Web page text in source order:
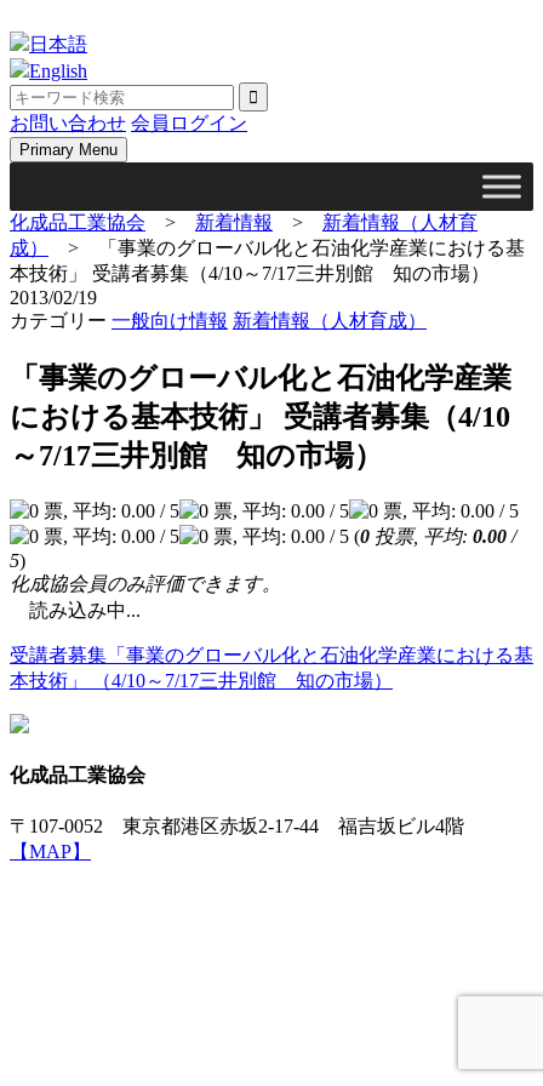
to
content
日本語
English
お問い合わせ 会員ログイン
Primary Menu
化成品工業協会 > 新着情報 > 新着情報（人材育
成）
>
「事業のグローバル化と石油化学産業における基
本技術」 受講者募集（4/10～7/17三井別館 知の市場）
2013/02/19
カテゴリー 一般向け情報 新着情報（人材育成）
「事業のグローバル化と石油化学産業
における基本技術」 受講者募集（4/10
～7/17三井別館 知の市場）
(0 投票, 平均: 0.00 /
5)
化成協会員のみ評価できます。
読み込み中...
受講者募集「事業のグローバル化と石油化学産業における基
本技術」 （4/10～7/17三井別館 知の市場）
化成品工業協会
〒107-0052 東京都港区赤坂2-17-44 福吉坂ビル4階
【MAP】